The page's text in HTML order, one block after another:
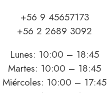
+56 9 45657173
+56 2 2689 3092
Lunes: 10:00 – 18:45
Martes: 10:00 – 18:45
Miércoles: 10:00 – 17:45